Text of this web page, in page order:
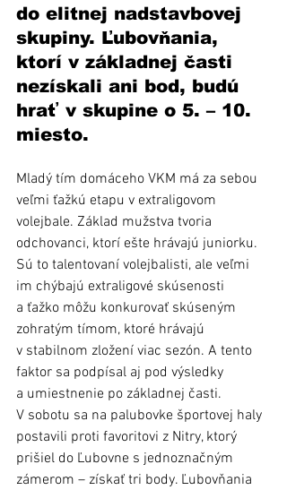
do elitnej nadstavbovej
skupiny. Ľubovňania,
ktorí v základnej časti
nezískali ani bod, budú
hrať v skupine o 5. – 10.
miesto.
Mladý tím domáceho VKM má za sebou
veľmi ťažkú etapu v extraligovom
volejbale. Základ mužstva tvoria
odchovanci, ktorí ešte hrávajú juniorku.
Sú to talentovaní volejbalisti, ale veľmi
im chýbajú extraligové skúsenosti
a ťažko môžu konkurovať skúseným
zohratým tímom, ktoré hrávajú
v stabilnom zložení viac sezón. A tento
faktor sa podpísal aj pod výsledky
a umiestnenie po základnej časti.
V sobotu sa na palubovke športovej haly
postavili proti favoritovi z Nitry, ktorý
prišiel do Ľubovne s jednoznačným
zámerom – získať tri body. Ľubovňania